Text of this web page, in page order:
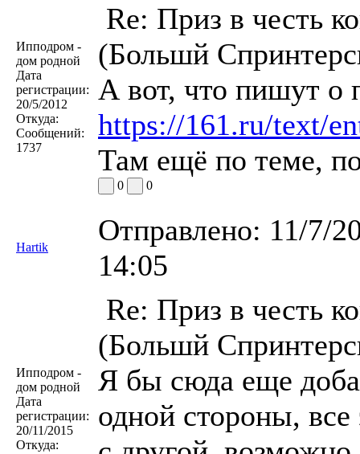
Ипподром -
дом родной
Дата
регистрации:
20/5/2012
Откуда:
Сообщений:
1737
Re: Приз в честь
(Большй
А вот, что пишут
https://161.ru/text/
Там ещё по теме,
0 0
Hartik
Отправлено: 11/7/
14:05
Ипподром -
дом родной
Дата
регистрации:
20/11/2015
Откуда:
Re: Приз в честь
(Большй
Я бы сюда еще
одной стороны,